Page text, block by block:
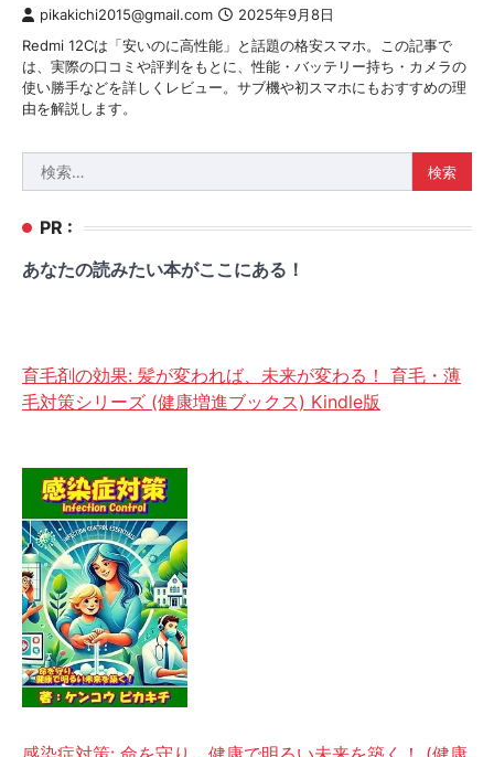
pikakichi2015@gmail.com 2025年9月8日
Redmi 12Cは「安いのに高性能」と話題の格安スマホ。この記事で
は、実際の口コミや評判をもとに、性能・バッテリー持ち・カメラの
使い勝手などを詳しくレビュー。サブ機や初スマホにもおすすめの理
由を解説します。
索:
PR :
あなたの読みたい本がここにある！
育毛剤の効果: 髪が変われば、未来が変わる！ 育毛・薄
毛対策シリーズ (健康増進ブックス) Kindle版